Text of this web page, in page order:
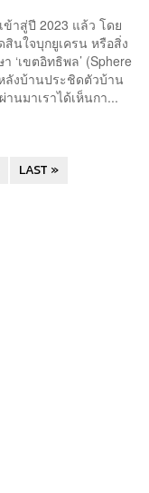
ข้าสู่ปี 2023 แล้ว โดย
สินใจบุกยูเครน หรือสิ่ง
‘เขตอิทธิพล’ (Sphere
ลังบ้านประชิดตัวบ้าน
นมาเราได้เห็นกา...
LAST »